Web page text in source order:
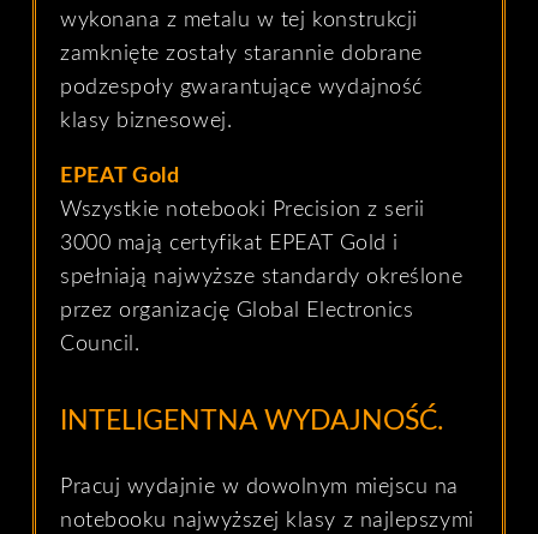
wykonana z metalu w tej konstrukcji
zamknięte zostały starannie dobrane
podzespoły gwarantujące wydajność
klasy biznesowej.
EPEAT Gold
Wszystkie notebooki Precision z serii
3000 mają certyfikat EPEAT Gold i
spełniają najwyższe standardy określone
przez organizację Global Electronics
Council.
INTELIGENTNA WYDAJNOŚĆ.
Pracuj wydajnie w dowolnym miejscu na
notebooku najwyższej klasy z najlepszymi